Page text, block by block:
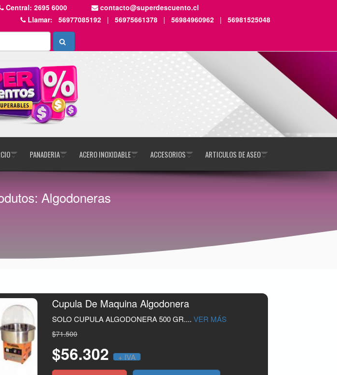
Central: 2695 6000
contacto@superdescuento.cl
Llamar: 56977085192 | 56975661378 | 56984960962 | 56981525048
PANADERIA ACERO INOXIDABLE ACCESORIOS ARTICULOS DE ASEO
Algodoneras
Cupula De Maquina Algodonera
SOLO CUPULA ALGODONERA 500 GR....VER MÁS
$71.500
$56.302 + IVA